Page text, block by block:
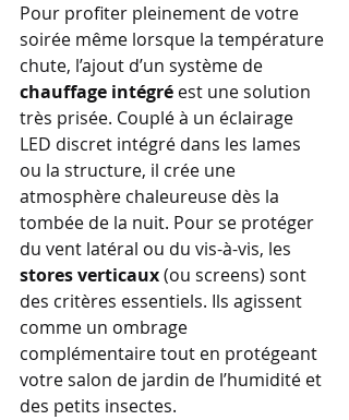
Pour profiter pleinement de votre
soirée même lorsque la température
chute, l’ajout d’un système de
chauffage intégré est une solution
très prisée. Couplé à un éclairage
LED discret intégré dans les lames
ou la structure, il crée une
atmosphère chaleureuse dès la
tombée de la nuit. Pour se protéger
du vent latéral ou du vis-à-vis, les
stores verticaux (ou screens) sont
des critères essentiels. Ils agissent
comme un ombrage
complémentaire tout en protégeant
votre salon de jardin de l’humidité et
des petits insectes.